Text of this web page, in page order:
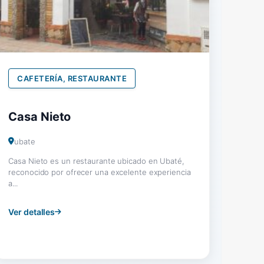
CAFETERÍA, RESTAURANTE
Casa Nieto
ubate
Casa Nieto es un restaurante ubicado en Ubaté,
reconocido por ofrecer una excelente experiencia
a...
Ver detalles